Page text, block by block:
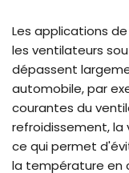
Les applications
les ventilateurs
dépassent
automobile, par
courantes du
refroidissement,
ce qui permet
la température en